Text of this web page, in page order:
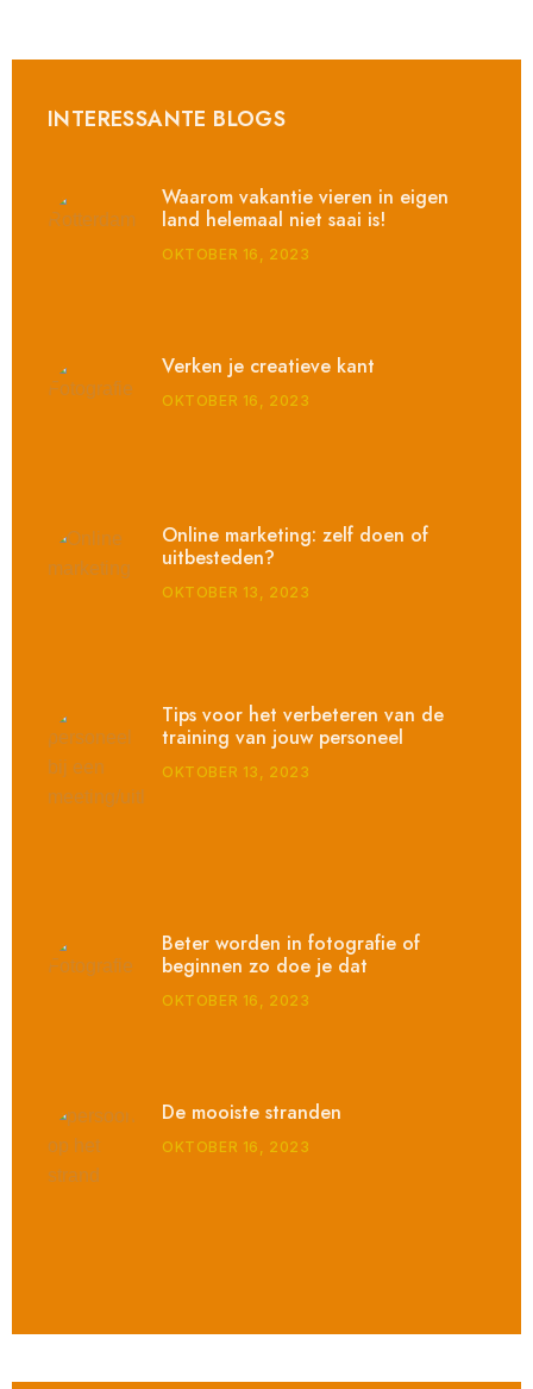
INTERESSANTE BLOGS
Waarom vakantie vieren in eigen
land helemaal niet saai is!
OKTOBER 16, 2023
Verken je creatieve kant
OKTOBER 16, 2023
Online marketing: zelf doen of
uitbesteden?
OKTOBER 13, 2023
Tips voor het verbeteren van de
training van jouw personeel
OKTOBER 13, 2023
Beter worden in fotografie of
beginnen zo doe je dat
OKTOBER 16, 2023
De mooiste stranden
OKTOBER 16, 2023